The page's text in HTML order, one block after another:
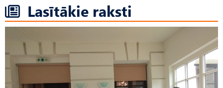
Lasītākie raksti